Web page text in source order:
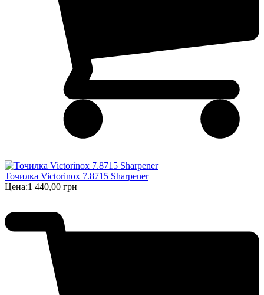
Точилка Victorinox 7.8715 Sharpener
Цена:1 440,00 грн